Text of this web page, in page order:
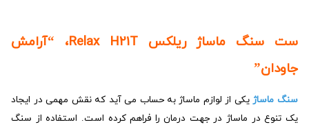
ست سنگ ماساژ ریلکس Relax H21T، “آرامش
جاودان”
سنگ ماساژیکی از لوازم ماساژ به حساب می آید که نقش مهمی در ایجاد
یک تنوع در ماساژ در جهت درمان را فراهم کرده است. استفاده از سنگ